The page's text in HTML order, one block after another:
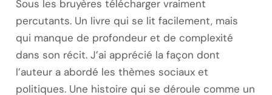
Sous les bruyères télécharger vraiment
percutants. Un livre qui se lit facilement, mais
qui manque de profondeur et de complexité
dans son récit. J’ai apprécié la façon dont
l’auteur a abordé les thèmes sociaux et
politiques. Une histoire qui se déroule comme un